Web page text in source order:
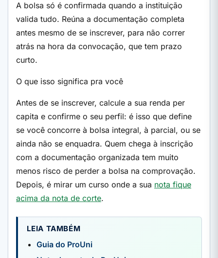
A bolsa só é confirmada quando a instituição
valida tudo. Reúna a documentação completa
antes mesmo de se inscrever, para não correr
atrás na hora da convocação, que tem prazo
curto.
O que isso significa pra você
Antes de se inscrever, calcule a sua renda per
capita e confirme o seu perfil: é isso que define
se você concorre à bolsa integral, à parcial, ou se
ainda não se enquadra. Quem chega à inscrição
com a documentação organizada tem muito
menos risco de perder a bolsa na comprovação.
Depois, é mirar um curso onde a sua nota fique
acima da nota de corte.
LEIA TAMBÉM
Guia do ProUni